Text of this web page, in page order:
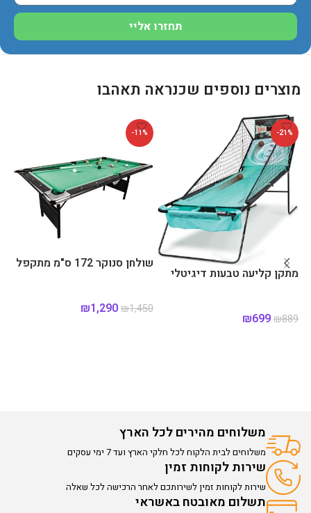
תחזרו אליי
מוצרים נוספים שכנראה תאהבו
-21%
מתקן קליעה טבעות דיגיטלי
₪889
₪699
-11%
שולחן סנוקר 172 ס"מ מתקפל
₪1,450
₪1,290
משלוחים מהירים לכל הארץ
משלוחים לבית הלקוח לכל חלקי הארץ ועד 7 ימי עסקים
שירות לקוחות זמין
שירות לקוחות זמין לשירותכם לאחר הרכישה לכל שאלה
תשלום מאובטח באשראי